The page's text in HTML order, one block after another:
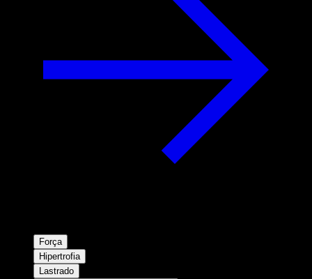
Força
Hipertrofia
Lastrado